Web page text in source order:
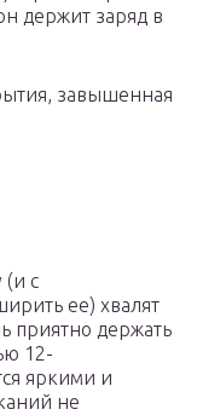
держит заряд в
завышенная
(и с
ее) хвалят
приятно держать
12-
яркими и
не